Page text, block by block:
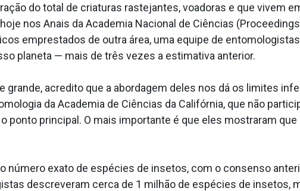
do total de criaturas rastejantes, voadoras e que vivem
nos Anais da Academia Nacional de Ciências
emprestados de outra área, uma equipe de
planeta — mais de três vezes a estimativa anterior.
grande, acredito que a abordagem deles nos dá os limites
da Academia de Ciências da Califórnia, que não
ponto principal. O mais importante é que eles mostraram
número exato de espécies de insetos, com o consenso
descreveram cerca de 1 milhão de espécies de insetos,